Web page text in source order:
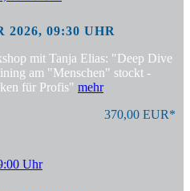
2026, 09:30 UHR
mit Tanja Elias: "Deep Dive
am "Menschen" stockt -
für Profis" mehr
370,00 EUR*